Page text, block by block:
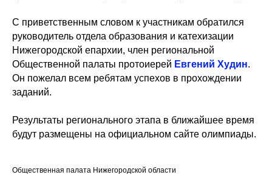
С приветственным словом к участникам обратился
руководитель отдела образования и катехизации
Нижегородской епархии, член региональной
Общественной палаты протоиерей Евгений Худин.
Он пожелал всем ребятам успехов в прохождении
заданий.
Результаты регионального этапа в ближайшее время
будут размещены на официальном сайте олимпиады.
Общественная палата Нижегородской области